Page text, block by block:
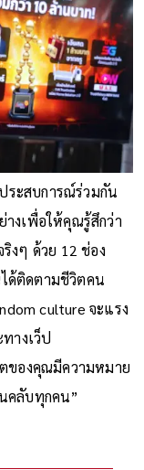
ระสบการณ์ร่วมกัน
งเพื่อให้คุณรู้สึกว่า
งๆ ด้วย 12 ช่อง
ด้ติดตามชีวิตคน
culture จะแรง
างเว็ป
ของคุณมีความหมาย
คลับทุกคน”